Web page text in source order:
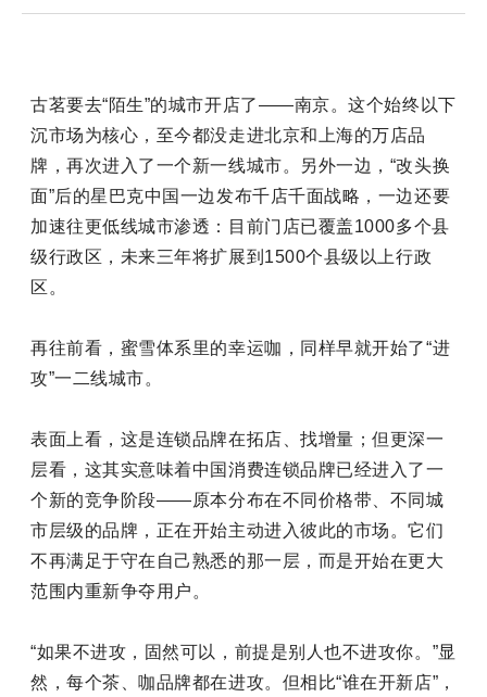
古茗要去“陌生”的城市开店了——南京。这个始终以下
沉市场为核心，至今都没走进北京和上海的万店品
牌，再次进入了一个新一线城市。另外一边，“改头换
面”后的星巴克中国一边发布千店千面战略，一边还要
加速往更低线城市渗透：目前门店已覆盖1000多个县
级行政区，未来三年将扩展到1500个县级以上行政
区。
再往前看，蜜雪体系里的幸运咖，同样早就开始了“进
攻”一二线城市。
表面上看，这是连锁品牌在拓店、找增量；但更深一
层看，这其实意味着中国消费连锁品牌已经进入了一
个新的竞争阶段——原本分布在不同价格带、不同城
市层级的品牌，正在开始主动进入彼此的市场 。它们
不再满足于守在自己熟悉的那一层，而是开始在更大
范围内重新争夺用户。
“如果不进攻，固然可以，前提是别人也不进攻你。”显
然，每个茶、咖品牌都在进攻。但相比“谁在开新店”，